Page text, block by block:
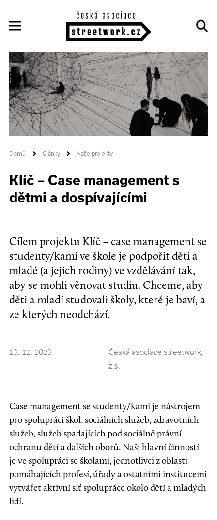
Domů Články Naše projekty
Klíč –⁠⁠⁠⁠⁠⁠ Case management s
dětmi a dospívajícími
Cílem projektu Klíč –⁠⁠⁠⁠⁠⁠ case management se
studenty/kami ve škole je podpořit děti a
mladé (a jejich rodiny) ve vzdělávání tak,
aby se mohli věnovat studiu. Chceme, aby
děti a mladí studovali školy, které je baví, a
ze kterých neodchází.
13. 12. 2023
Česká asociace streetwork,
z.s.
Case management se studenty/kami je nástrojem
pro spolupráci škol, sociálních služeb, zdravotních
služeb, služeb spadajících pod sociálně právní
ochranu dětí a dalších oborů. Naší hlavní činností
je ve spolupráci se školami, jednotlivci z oblasti
pomáhajících profesí, úřady a ostatními institucemi
vytvářet aktivní síť spolupráce okolo dětí a mladých
lidí.